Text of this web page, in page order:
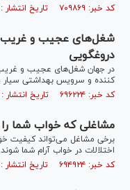
کد خبر: ۷۰۹۸۶۹ تاریخ انتشار : ۱۳۹۹/۱۲/۲۴
شغل‌های عجیب و غریب:
دروغگویی
در جهان شغل‌های عجیب و
کننده و سرویس بهداشتی سیار
کد خبر: ۶۹۶۲۲۴ تاریخ انتشار : ۱۳۹۹/۱۱/۰۷
مشاغلی که خواب شما
برخی مشاغل می‌تواند کیفیت
اختلالات در خواب آرام شما شوند.
کد خبر: ۶۹۴۹۲۴ تاریخ انتشار : ۱۳۹۹/۱۱/۰۳